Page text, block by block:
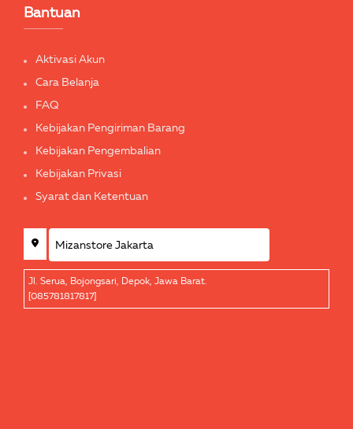
Bantuan
Aktivasi Akun
Cara Belanja
FAQ
Kebijakan Pengiriman Barang
Kebijakan Pengembalian
Kebijakan Privasi
Syarat dan Ketentuan
Jl. Serua, Bojongsari, Depok, Jawa Barat.
[085781817817]